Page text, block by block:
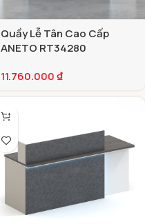
Quầy Lễ Tân Cao Cấp
ANETO RT34280
11.760.000₫